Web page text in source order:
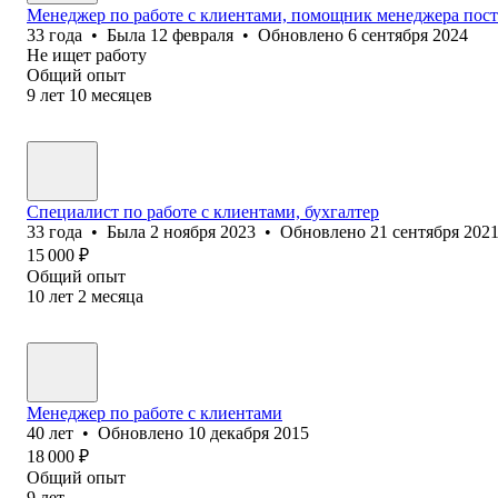
Менеджер по работе с клиентами, помощник менеджера
33 года • Была 12 февраля • Обновлено 6 сентября 2024
Не ищет работу
Общий опыт
9 лет 10 месяцев
Специалист по работе с клиентами, бухгалтер
33 года • Была 2 ноября 2023 • Обновлено 21 сентября 2021
15 000 ₽
Общий опыт
10 лет 2 месяца
Менеджер по работе с клиентами
40 лет • Обновлено 10 декабря 2015
18 000 ₽
Общий опыт